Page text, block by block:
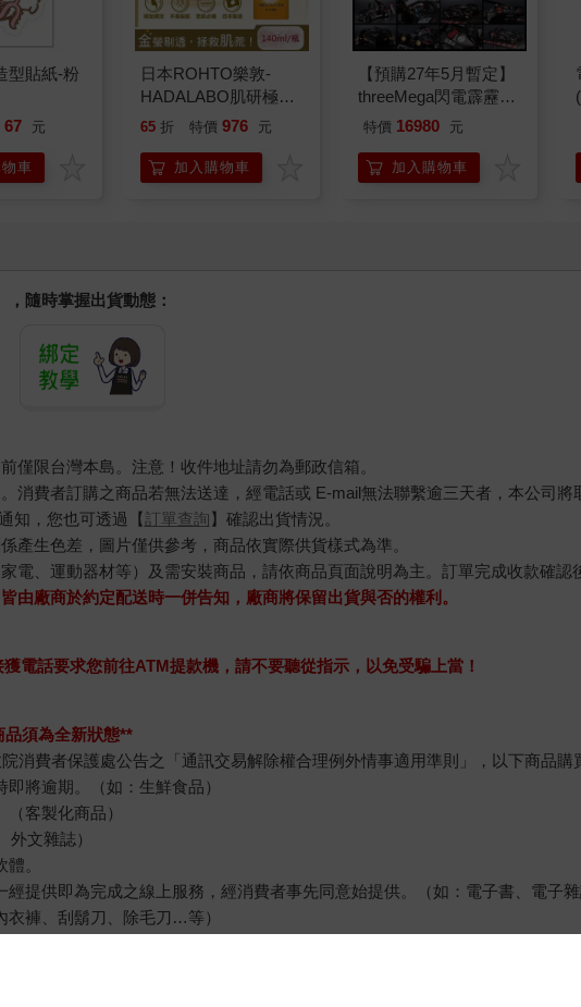
型貼紙-粉
67 元
車
日本ROHTO樂敦-
HADALABO肌研極潤
金緻7重玻尿酸高效保
140ml/金瓶(Premium
臉部肌膚護理乳霜,素
65 折 特價 976 元
加入購物車
【預購27年5月暫定】
threeMega閃電霹靂車
VA Hi-SPEC UNITED
SIREN 黑色限定
特價 16980 元
加入購物車
隨時掌握出貨動態：
僅限台灣本島。注意！收件地址請勿為郵政信箱。
消費者訂購之商品若無法送達，經電話或 E-mail無法聯繫逾三天者，本公司
知，您也可透過【訂單查詢】確認出貨情況。
產生色差，圖片僅供參考，商品依實際供貨樣式為準。
電、運動器材等）及需安裝商品，請依商品頁面說明為主。訂單完成收款確
由廠商於約定配送時一併告知，廠商將保留出貨與否的權利。
電話要求您前往ATM提款機，請不要聽從指示，以免受騙上當！
須為全新狀態**
消費者保護處公告之「通訊交易解除權合理例外情事適用準則」，以下商品
將逾期。（如：生鮮食品）
客製化商品）
文雜誌）
。
經提供即為完成之線上服務，經消費者事先同意始提供。（如：電子書、電子
衣褲、刮鬍刀、除毛刀…等）